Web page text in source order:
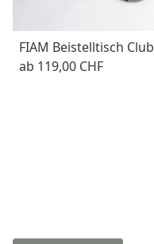
FIAM Beistelltisch Club
ab 119,00 CHF